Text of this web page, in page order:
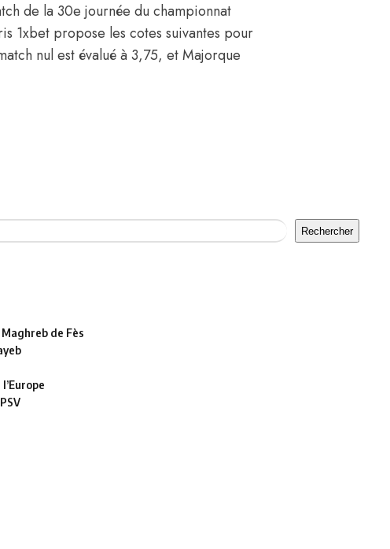
de la 30e journée du championnat
1xbet propose les cotes suivantes pour
nul est évalué à 3,75, et Majorque
Rechercher
de Fès